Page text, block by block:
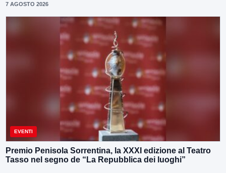
7 AGOSTO 2026
EVENTI
Premio Penisola Sorrentina, la XXXI edizione al Teatro
Tasso nel segno de “La Repubblica dei luoghi”